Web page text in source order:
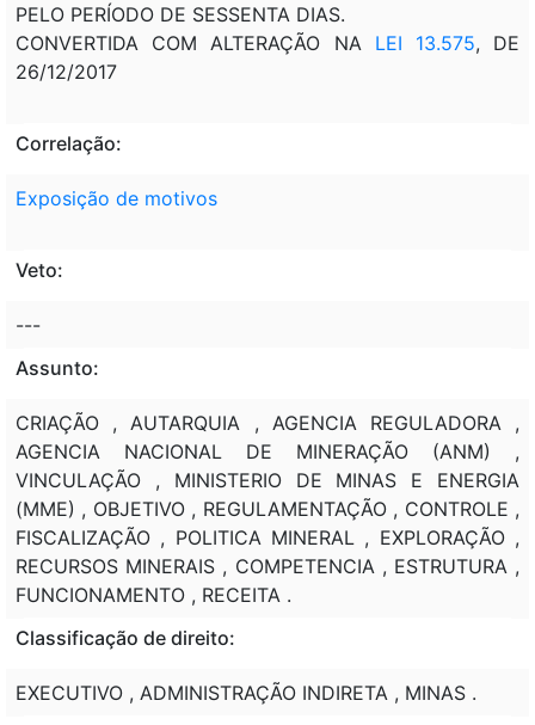
PELO PERÍODO DE SESSENTA DIAS.
CONVERTIDA COM ALTERAÇÃO NA LEI 13.575, DE
26/12/2017
Correlação:
Exposição de motivos
Veto:
---
Assunto:
CRIAÇÃO , AUTARQUIA , AGENCIA REGULADORA ,
AGENCIA NACIONAL DE MINERAÇÃO (ANM) ,
VINCULAÇÃO , MINISTERIO DE MINAS E ENERGIA
(MME) , OBJETIVO , REGULAMENTAÇÃO , CONTROLE ,
FISCALIZAÇÃO , POLITICA MINERAL , EXPLORAÇÃO ,
RECURSOS MINERAIS , COMPETENCIA , ESTRUTURA ,
FUNCIONAMENTO , RECEITA .
Classificação de direito:
EXECUTIVO , ADMINISTRAÇÃO INDIRETA , MINAS .